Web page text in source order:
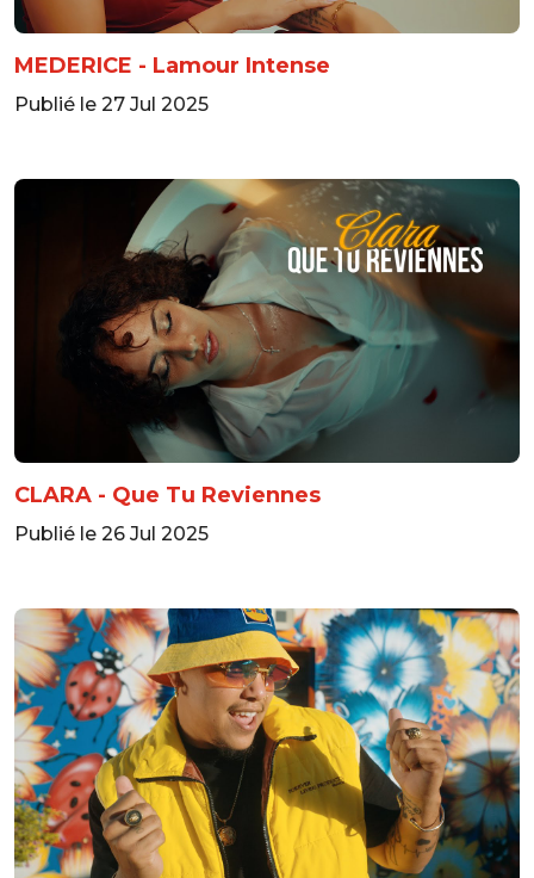
MEDERICE - Lamour Intense
Publié le 27 Jul 2025
CLARA - Que Tu Reviennes
Publié le 26 Jul 2025